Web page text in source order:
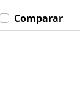
Comparar